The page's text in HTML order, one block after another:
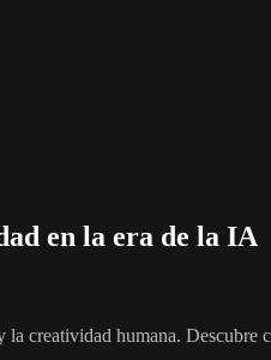
en la era de la IA
creatividad humana.